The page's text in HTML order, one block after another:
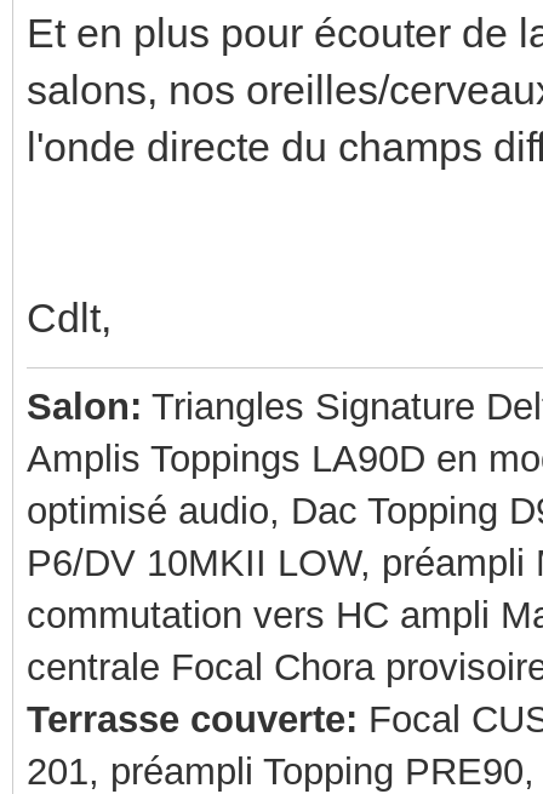
Et en plus pour écouter de
salons, nos oreilles/
l'onde directe du champs
Cdlt,
Salon: Triangles Signature
Amplis Toppings LA90D en
optimisé audio, Dac Topping
P6/DV 10MKII LOW,
commutation vers HC ampli
centrale Focal Chora
Terrasse couverte: Focal
201, préampli Topping